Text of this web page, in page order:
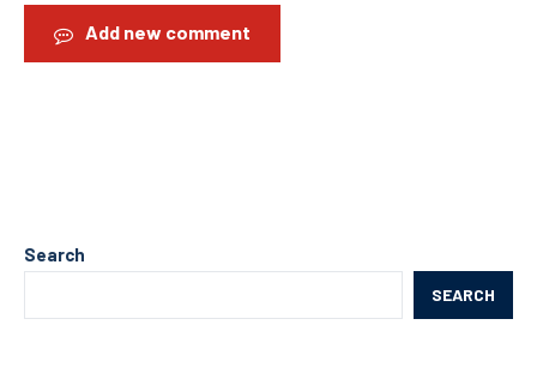
Add new comment
Search
SEARCH